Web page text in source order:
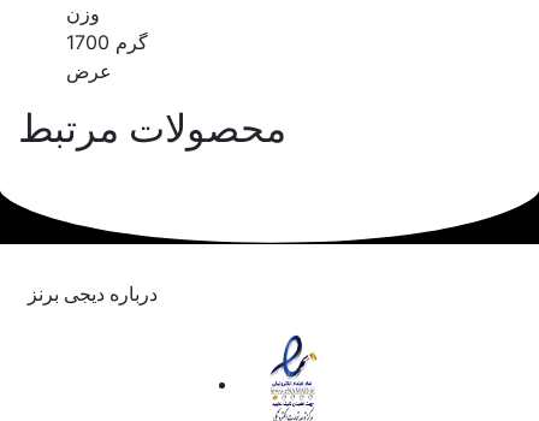
وزن
1700 گرم
عرض
محصولات مرتبط
درباره دیجی برنز